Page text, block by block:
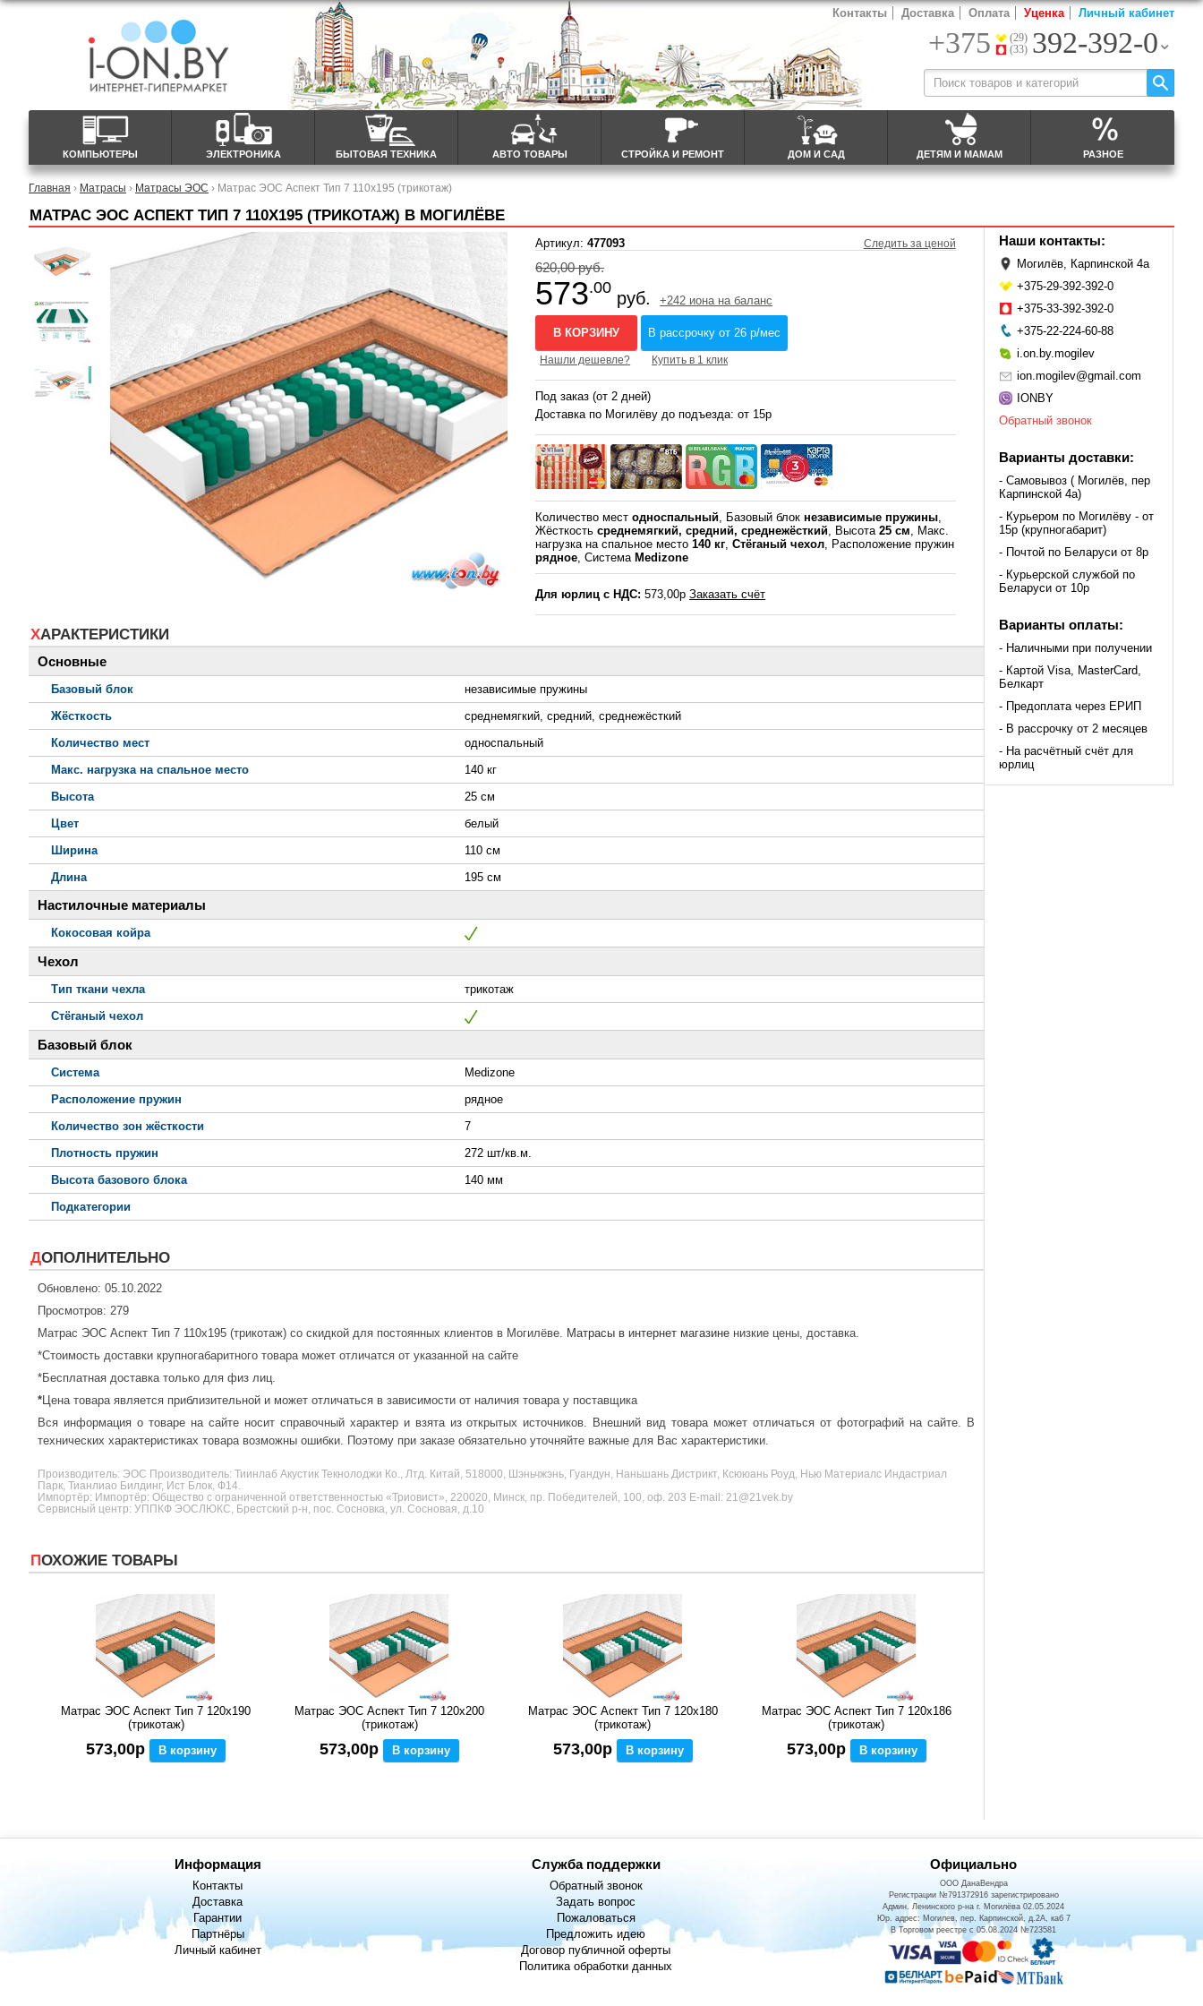
КОМПЬЮТЕРЫ ЭЛЕКТРОНИКА БЫТОВАЯ ТЕХНИКА АВТО ТОВАРЫ СТРОЙКА И РЕМОНТ ДОМ И САД ДЕТЯМ И МАМАМ РАЗНОЕ
Контакты Доставка Оплата Уценка Личный кабинет
+375
(29)
(33) 392-392-0
Главная › Матрасы › Матрасы ЭОС › Матрас ЭОС Аспект Тип 7 110x195 (трикотаж)
МАТРАС ЭОС АСПЕКТ ТИП 7 110X195 (ТРИКОТАЖ) В МОГИЛЁВЕ
Артикул:477093 Следить за ценой
620,00 руб.
573.00
руб. +242 иона на баланс
В КОРЗИНУ В рассрочку от 26 р/мес
Нашли дешевле? Купить в 1 клик
Под заказ (от 2 дней)
Доставка по Могилёву до подъезда: от 15р
Количество местодноспальный, Базовый блокнезависимые пружины,
Жёсткостьсреднемягкий, средний, среднежёсткий, Высота25 см, Макс.
нагрузка на спальное место140 кг,Стёганый чехол, Расположение пружин
рядное, Система Medizone
Для юрлиц с НДС: 573,00рЗаказать счёт
ХАРАКТЕРИСТИКИ
Основные
Базовый блок
независимые пружины
Жёсткость
среднемягкий, средний, среднежёсткий
Количество мест
односпальный
Макс. нагрузка на спальное место
140 кг
Высота
25 см
Цвет
белый
Ширина
110 см
Длина
195 см
Настилочные материалы
Кокосовая койра
Чехол
Тип ткани чехла
трикотаж
Стёганый чехол
Базовый блок
Система
Medizone
Расположение пружин
рядное
Количество зон жёсткости
7
Плотность пружин
272 шт/кв.м.
Высота базового блока
140 мм
Подкатегории
ДОПОЛНИТЕЛЬНО
Обновлено: 05.10.2022
Просмотров: 279
Матрас ЭОС Аспект Тип 7 110x195 (трикотаж) со скидкой для постоянных клиентов в Могилёве. Матрасы в интернет магазине низкие цены, доставка.
*Стоимость доставки крупногабаритного товара может отличатся от указанной на сайте
*Бесплатная доставка только для физ лиц.
*Цена товара является приблизительной и может отличаться в зависимости от наличия товара у поставщика
Вся информация о товаре на сайте носит справочный характер и взята из открытых источников. Внешний вид товара может отличаться от фотографий на сайте. В
технических характеристиках товара возможны ошибки. Поэтому при заказе обязательно уточняйте важные для Вас характеристики.
Производитель: ЭОС Производитель: Тиинлаб Акустик Текнолоджи Ко., Лтд. Китай, 518000, Шэньчжэнь, Гуандун, Наньшань Дистрикт, Ксююань Роуд, Нью Материалс Индастриал
Парк, Тианлиао Билдинг, Ист Блок, Ф14.
Импортёр: Импортёр: Общество с ограниченной ответственностью «Триовист», 220020, Минск, пр. Победителей, 100, оф. 203 E-mail: 21@21vek.by
Сервисный центр: УППКФ ЭОСЛЮКС, Брестский р-н, пос. Сосновка, ул. Сосновая, д.10
ПОХОЖИЕ ТОВАРЫ
Матрас ЭОС Аспект Тип 7 120x190
(трикотаж)
573,00р В корзину
Матрас ЭОС Аспект Тип 7 120x200
(трикотаж)
573,00р В корзину
Матрас ЭОС Аспект Тип 7 120x180
(трикотаж)
573,00р В корзину
Матрас ЭОС Аспект Тип 7 120x186
(трикотаж)
573,00р В корзину
Наши контакты:
Могилёв, Карпинской 4а
+375-29-392-392-0
+375-33-392-392-0
+375-22-224-60-88
i.on.by.mogilev
ion.mogilev@gmail.com
IONBY
Обратный звонок
Варианты доставки:
- Самовывоз ( Могилёв, пер
Карпинской 4а)
- Курьером по Могилёву - от
15р (крупногабарит)
- Почтой по Беларуси от 8р
- Курьерской службой по
Беларуси от 10р
Варианты оплаты:
- Наличными при получении
- Картой Visa, MasterCard,
Белкарт
- Предоплата через ЕРИП
- В рассрочку от 2 месяцев
- На расчётный счёт для
юрлиц
Информация
Контакты
Доставка
Гарантии
Партнёры
Личный кабинет
Служба поддержки
Обратный звонок
Задать вопрос
Пожаловаться
Предложить идею
Договор публичной оферты
Политика обработки данных
Официально
ООО ДанаВендра
Регистрации №791372916 зарегистрировано
Админ. Ленинского р-на г. Могилёва 02.05.2024
Юр. адрес: Могилев, пер. Карпинской, д.2А, каб 7
В Торговом реестре с 05.08.2024 №723581